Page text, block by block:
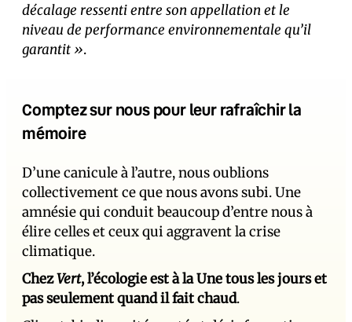
décalage ressenti entre son appellation et le
niveau de performance environnementale qu’il
garantit ».
Comptez sur nous pour leur rafraîchir la
mémoire
D’une canicule à l’autre, nous oublions
collectivement ce que nous avons subi. Une
amnésie qui conduit beaucoup d’entre nous à
élire celles et ceux qui aggravent la crise
climatique.
ChezVert, l’écologie est à la Une tous les jours et
pas seulement quand il fait chaud.